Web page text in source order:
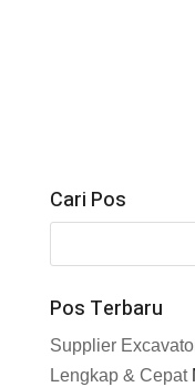
Cari Pos
Pos Terbaru
Supplier
Lengkap & Cepat